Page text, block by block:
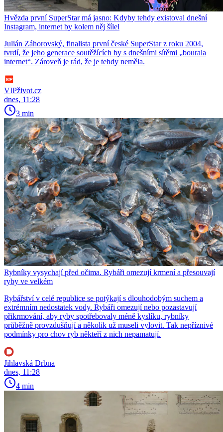
Hvězda první SuperStar má jasno: Kdyby tehdy existoval dnešní
Instagram, internet by kolem něj šílel
Julián Záhorovský, finalista první české SuperStar z roku 2004,
tvrdí, že jeho generace soutěžících by s dnešními sítěmi „bourala
internet“. Zároveň je rád, že je tehdy neměla.
VIPživot.cz
dnes, 11:28
3 min
Rybníky vysychají před očima. Rybáři omezují krmení a přesouvají
ryby ve velkém
Rybářství v celé republice se potýkají s dlouhodobým suchem a
extrémním nedostatek vody. Rybáři omezují nebo pozastavují
přikrmování, aby ryby spotřebovaly méně kyslíku, rybníky
průběžně provzdušňují a několik už museli vylovit. Tak nepříznivé
podmínky pro chov ryb někteří z nich nepamatují.
Jihlavská Drbna
dnes, 11:28
4 min